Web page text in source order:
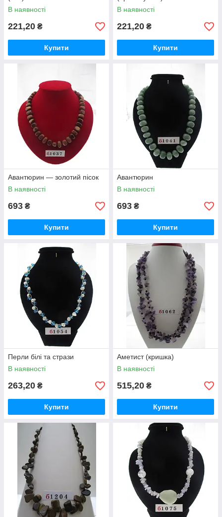
В наявності
221,20 ₴
Купити
В наявності
221,20 ₴
Купити
Авантюрин — золотий пісок
В наявності
693 ₴
Купити
Авантюрин
В наявності
693 ₴
Купити
Перли білі та стрази
В наявності
263,20 ₴
Купити
Аметист (кришка)
В наявності
515,20 ₴
Купити